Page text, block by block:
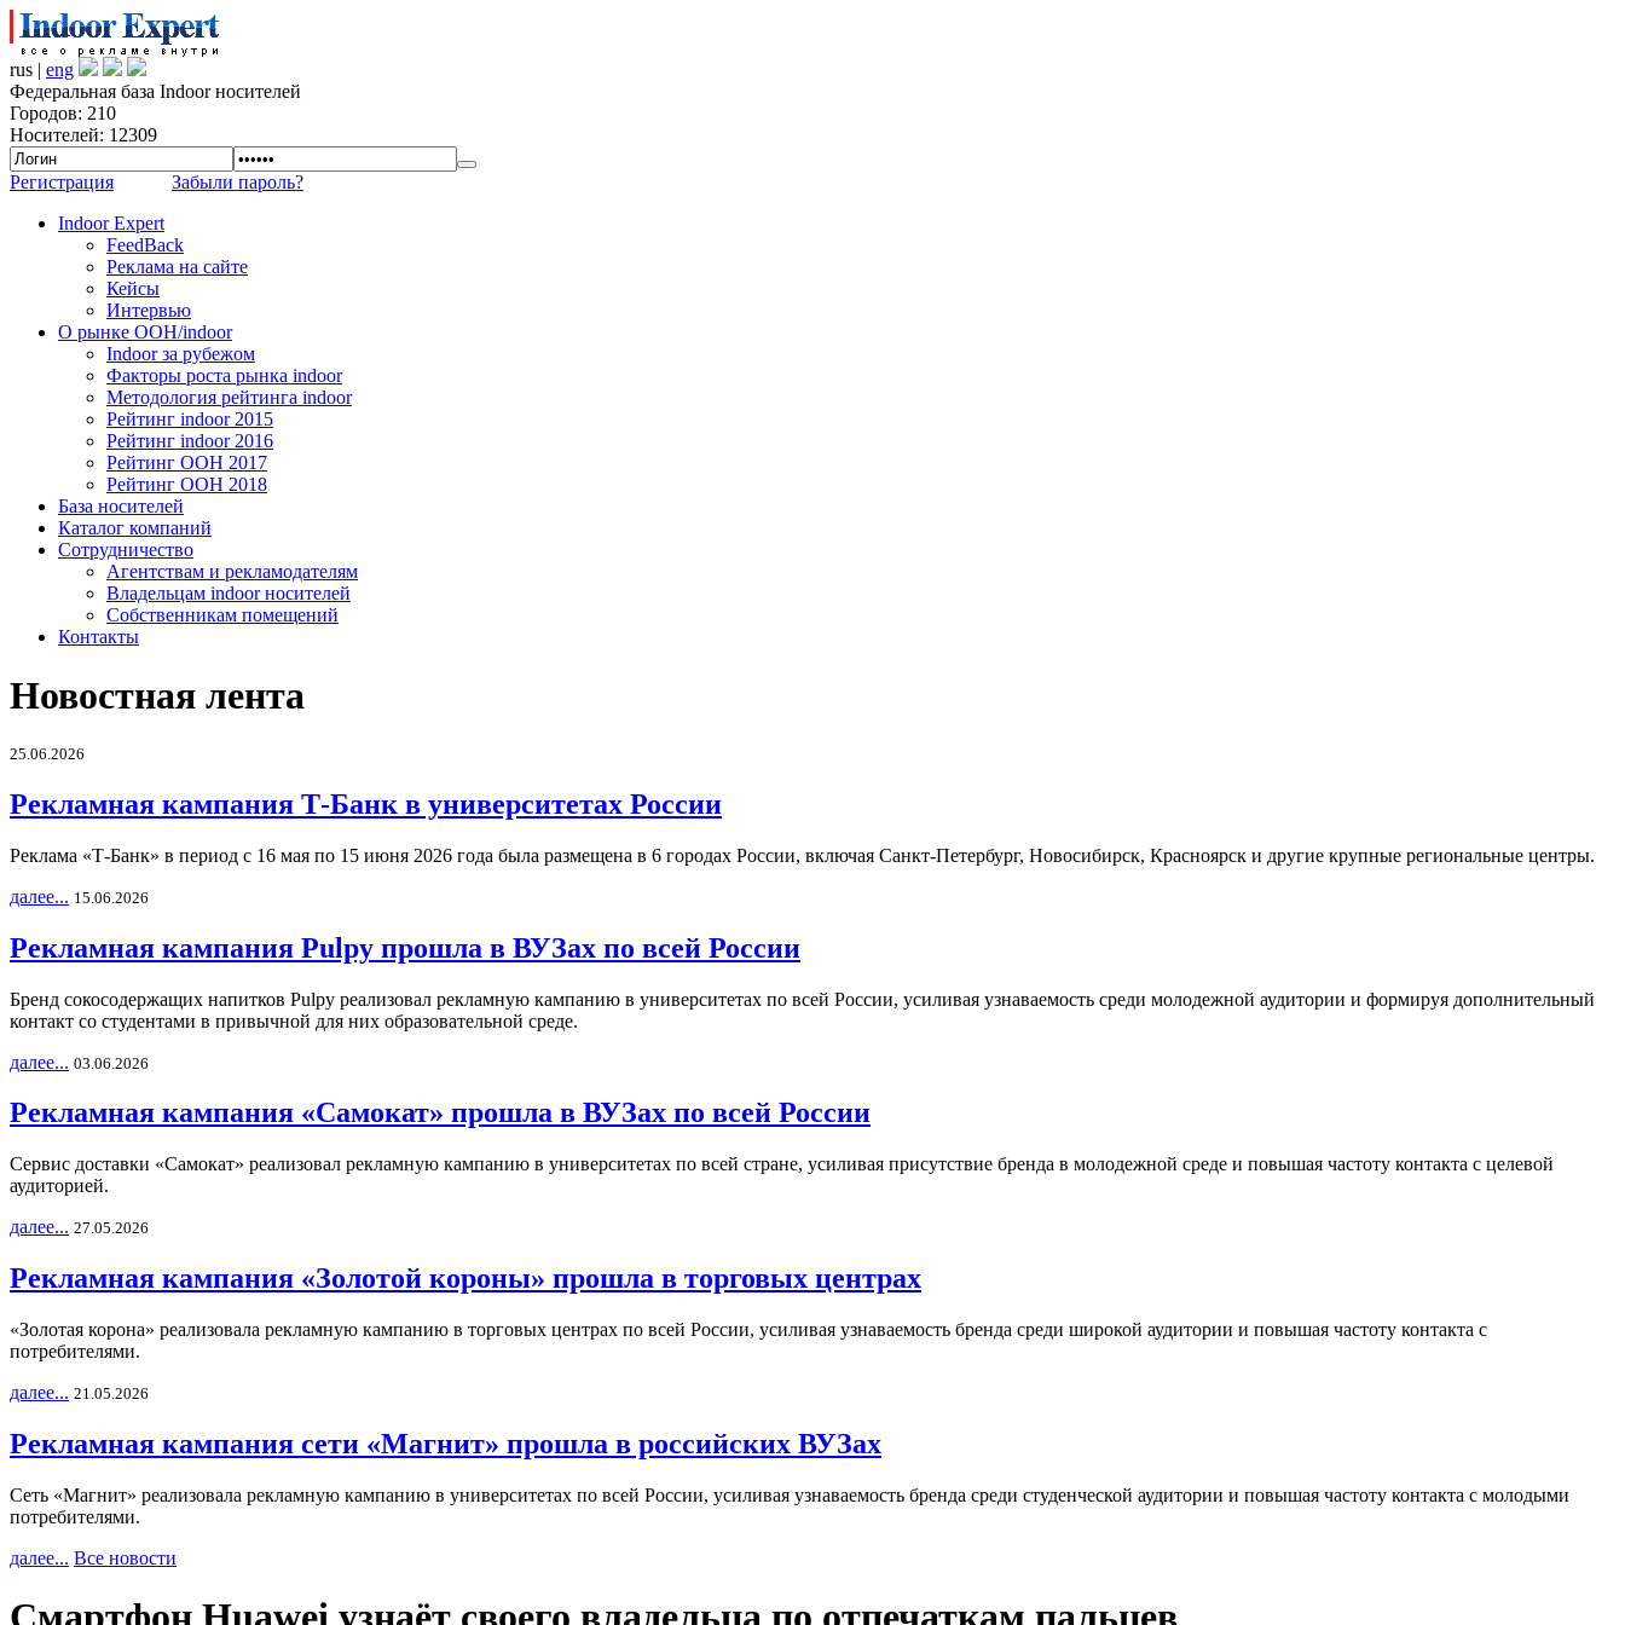
rus | eng
Федеральная база Indoor носителей
Городов: 210
Носителей: 12309
Регистрация
Забыли пароль?
Indoor Expert
FeedBack
Реклама на сайте
Кейсы
Интервью
О рынке OOH/indoor
Indoor за рубежом
Факторы роста рынка indoor
Методология рейтинга indoor
Рейтинг indoor 2015
Рейтинг indoor 2016
Рейтинг OOH 2017
Рейтинг OOH 2018
База носителей
Каталог компаний
Сотрудничество
Агентствам и рекламодателям
Владельцам indoor носителей
Собственникам помещений
Контакты
Новостная лента
25.06.2026
Рекламная кампания Т-Банк в университетах России
Реклама «Т-Банк» в период с 16 мая по 15 июня 2026 года была размещена в 6 городах России, включая Санкт-Петербург, Новосибирск, Красноярск и другие крупные региональные центры.
далее... 15.06.2026
Рекламная кампания Pulpy прошла в ВУЗах по всей России
Бренд сокосодержащих напитков Pulpy реализовал рекламную кампанию в университетах по всей России, усиливая узнаваемость среди молодежной аудитории и формируя дополнительный
контакт со студентами в привычной для них образовательной среде.
далее... 03.06.2026
Рекламная кампания «Самокат» прошла в ВУЗах по всей России
Сервис доставки «Самокат» реализовал рекламную кампанию в университетах по всей стране, усиливая присутствие бренда в молодежной среде и повышая частоту контакта с целевой
аудиторией.
далее... 27.05.2026
Рекламная кампания «Золотой короны» прошла в торговых центрах
«Золотая корона» реализовала рекламную кампанию в торговых центрах по всей России, усиливая узнаваемость бренда среди широкой аудитории и повышая частоту контакта с
потребителями.
далее... 21.05.2026
Рекламная кампания сети «Магнит» прошла в российских ВУЗах
Сеть «Магнит» реализовала рекламную кампанию в университетах по всей России, усиливая узнаваемость бренда среди студенческой аудитории и повышая частоту контакта с молодыми
потребителями.
далее... Все новости